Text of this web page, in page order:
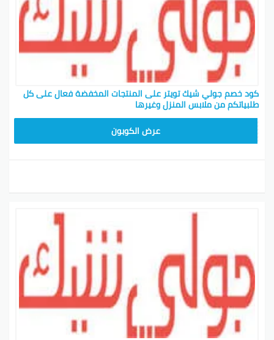
كود خصم جولي شيك تويتر على المنتجات المخفضة فعال على كل
طلبياتكم من ملابس المنزل وغيرها
عرض الكوبون